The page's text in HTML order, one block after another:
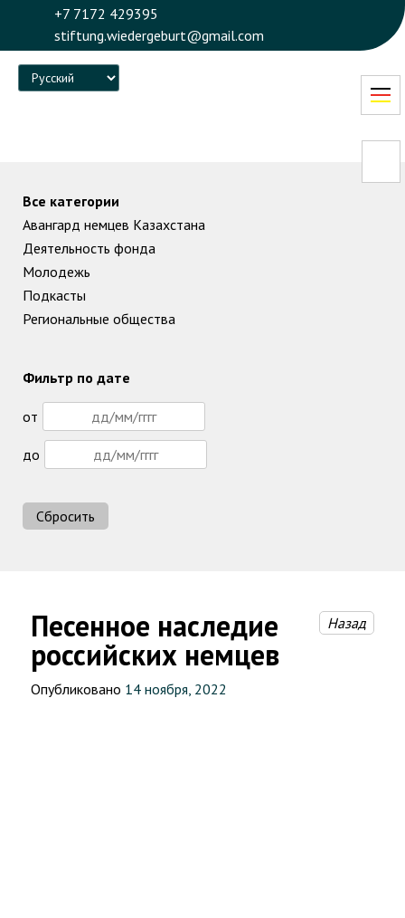
+7 7172 429395
stiftung.wiedergeburt@gmail.com
Language
Песенное наследие
российских немцев
Назад
Опубликовано 14 ноября, 2022
Все категории
Авангард немцев Казахстана
Деятельность фонда
Молодежь
Подкасты
Региональные общества
Фильтр по дате
от
до
Сбросить